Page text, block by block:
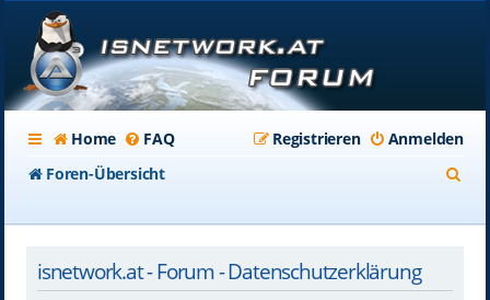
Home FAQ Anmelden
Registrieren
Foren-Übersicht
isnetwork.at - Forum - Datenschutzerklärung